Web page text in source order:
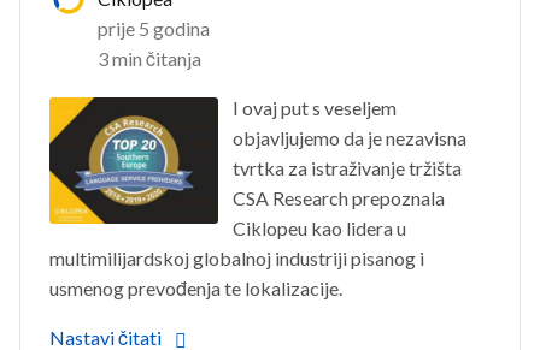
prije 5 godina
3 min čitanja
I ovaj put s veseljem
objavljujemo da je nezavisna
tvrtka za istraživanje tržišta
CSA Research prepoznala
Ciklopeu kao lidera u
multimilijardskoj globalnoj industriji pisanog i
usmenog prevođenja te lokalizacije.
Nastavi čitati